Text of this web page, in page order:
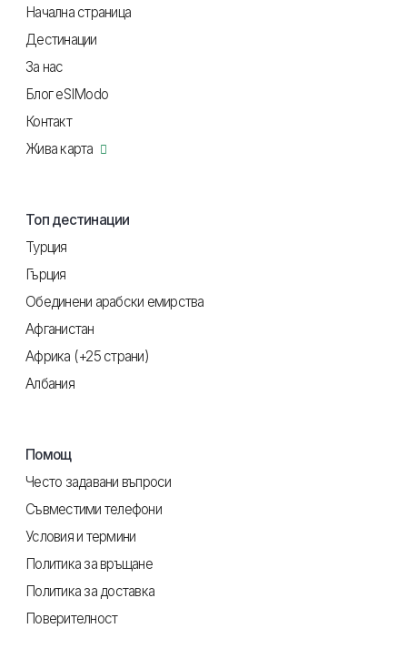
Начална страница
Дестинации
За нас
Блог eSIModo
Контакт
Жива карта
Топ дестинации
Турция
Гърция
Обединени арабски емирства
Афганистан
Африка (+25 страни)
Албания
Помощ
Често задавани въпроси
Съвместими телефони
Условия и термини
Политика за връщане
Политика за доставка
Поверителност